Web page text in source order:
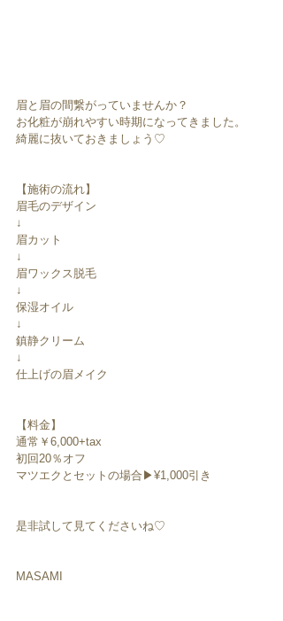
眉と眉の間繋がっていませんか？
お化粧が崩れやすい時期になってきました。
綺麗に抜いておきましょう♡
【施術の流れ】
眉毛のデザイン
↓
眉カット
↓
眉ワックス脱毛
↓
保湿オイル
↓
鎮静クリーム
↓
仕上げの眉メイク
【料金】
通常￥6,000+tax
初回20％オフ
マツエクとセットの場合▶︎¥1,000引き
是非試して見てくださいね♡
MASAMI